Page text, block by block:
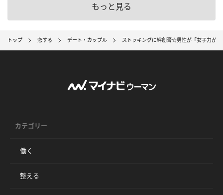
もっと見る
トップ 恋する デート・カップル ストッキングに絆創膏☆男性が「女子力が
カテゴリー
働く
整える